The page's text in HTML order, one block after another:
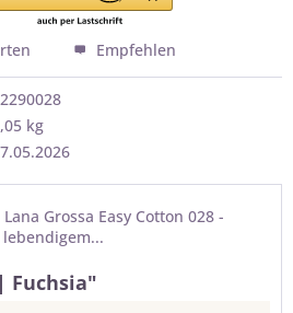
Empfehlen
kg
Grossa Easy Cotton 028 -
Fuchsia"